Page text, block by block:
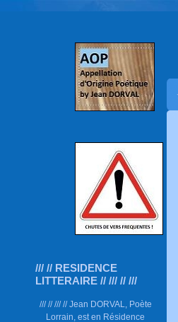
/// // RESIDENCE
LITTERAIRE // /// // ///
/// // /// // Jean DORVAL, Poète
Lorrain, est en Résidence